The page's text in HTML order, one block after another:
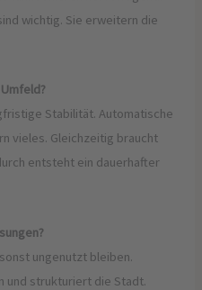
wichtig. Sie erweitern die
Stabilität. Automatische
vieles. Gleichzeitig braucht
entsteht ein dauerhafter
ungenutzt bleiben.
und strukturiert die Stadt.